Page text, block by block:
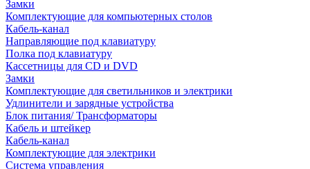
Замки
Комплектующие для компьютерных столов
Кабель-канал
Направляющие под клавиатуру
Полка под клавиатуру
Кассетницы для CD и DVD
Замки
Комплектующие для светильников и электрики
Удлинители и зарядные устройства
Блок питания/ Трансформаторы
Кабель и штейкер
Кабель-канал
Комплектующие для электрики
Система управления